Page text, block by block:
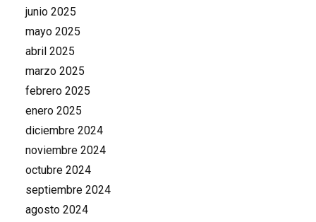
junio 2025
mayo 2025
abril 2025
marzo 2025
febrero 2025
enero 2025
diciembre 2024
noviembre 2024
octubre 2024
septiembre 2024
agosto 2024